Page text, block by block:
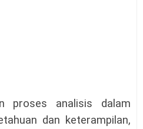
proses analisis dalam
dan keterampilan,